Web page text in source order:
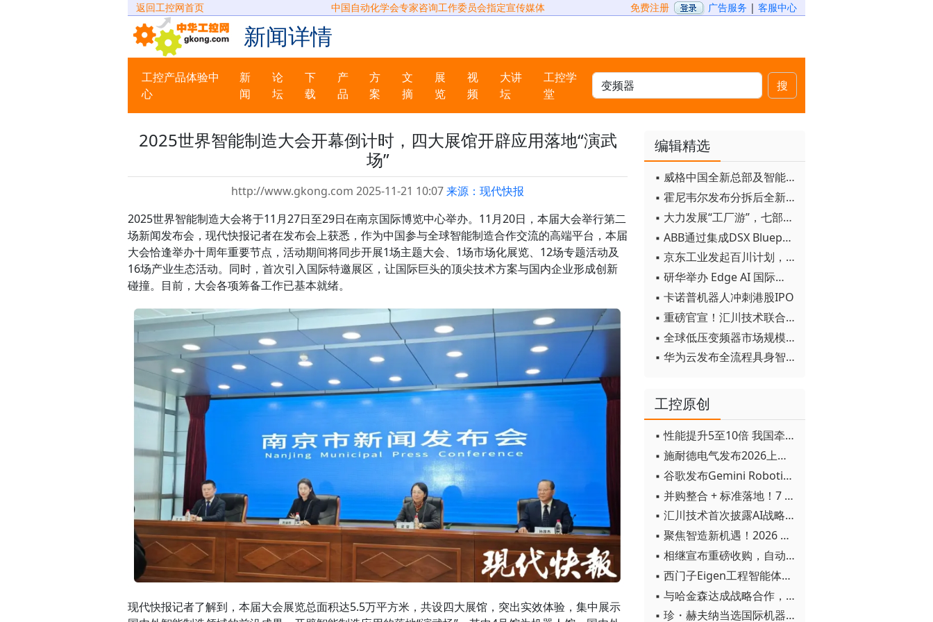
返回工控网首页 中国自动化学会专家咨询工作委员会指定宣传媒体 免费注册 广告服务 | 客服中心
新闻详情
工控产品体验中
心
新
闻
论
坛
下
载
产
品
方
案
文
摘
展
览
视
频
大讲
坛
工控学
堂
搜
2025世界智能制造大会开幕倒计时，四大展馆开辟应用落地“演武
场”
http://www.gkong.com 2025-11-21 10:07来源：现代快报
2025世界智能制造大会将于11月27日至29日在南京国际博览中心举办。11月20日，本届大会举行第二
场新闻发布会，现代快报记者在发布会上获悉，作为中国参与全球智能制造合作交流的高端平台，本届
大会恰逢举办十周年重要节点，活动期间将同步开展1场主题大会、1场市场化展览、12场专题活动及
16场产业生态活动。同时，首次引入国际特邀展区，让国际巨头的顶尖技术方案与国内企业形成创新
碰撞。目前，大会各项筹备工作已基本就绪。
现代快报记者了解到，本届大会展览总面积达5.5万平方米，共设四大展馆，突出实效体验，集中展示
编辑精选
▪ 威格中国全新总部及智能工厂启用
▪ 霍尼韦尔发布分拆后全新品牌：霍尼韦尔科技与霍尼韦尔航空航天
▪ 大力发展“工厂游”，七部门联合发文！
▪ ABB通过集成DSX Blueprint AI基础设施，扩大与英伟达的合作
▪ 京东工业发起百川计划， 构建工业大模型新生态
▪ 研华举办 Edge AI 国际论坛
▪ 卡诺普机器人冲刺港股IPO
▪ 重磅官宣！汇川技术联合发起 D12 联盟，开创产教融合新范式
▪ 全球低压变频器市场规模2030年将超170亿美元
▪ 华为云发布全流程具身智能开发平台CloudRobo
工控原创
▪ 性能提升5至10倍 我国牵头制定的WiTSnet工业以太网国际标准正式发布
▪ 施耐德电气发布2026上半年可持续发展成绩单 "Impact 2030"路线图开局稳健
▪ 谷歌发布Gemini Robotics 2模型 实现人形机器人全身智能控制突破
▪ 并购整合 + 标准落地！7 月工业自动化产业动态速递
▪ 汇川技术首次披露AI战略进展：从两个方面推动“AI业务化”落地
▪ 聚焦智造新机遇！2026 青岛数字化及智能制造技术论坛圆满落幕
▪ 相继宣布重磅收购，自动化巨头新一轮并购潮剑指何方？
▪ 西门子Eigen工程智能体落地中国，工业AI跨越物理世界“确定性”拐点
▪ 与哈金森达成战略合作，乐聚机器人何以持续获得工业巨头青睐？
▪ 珍・赫夫纳当选国际机器人联合会新任主席